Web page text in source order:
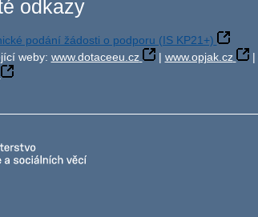
odkazy
podání žádosti o podporu (IS KP21+)
weby: www.dotaceeu.cz | www.opjak.cz |